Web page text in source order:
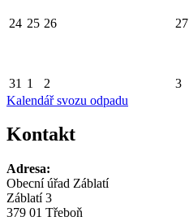
24 25 26 27
31 1 2 3
Kalendář svozu odpadu
Kontakt
Adresa:
Obecní úřad Záblatí
Záblatí 3
379 01 Třeboň